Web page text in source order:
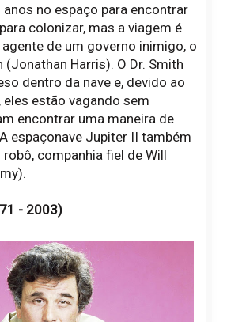
no espaço para encontrar
colonizar, mas a viagem é
de um governo inimigo, o
(Jonathan Harris). O Dr. Smith
dentro da nave e, devido ao
eles estão vagando sem
encontrar uma maneira de
espaçonave Jupiter II também
companhia fiel de Will
- 2003)